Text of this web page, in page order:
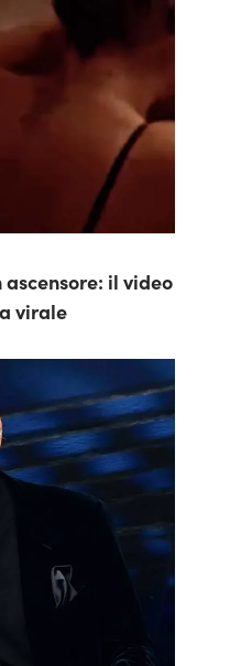
il video
virale